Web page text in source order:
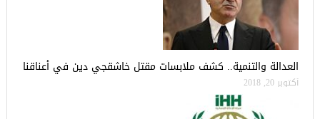
العدالة والتنمية.. كشف ملابسات مقتل خاشقجي دين في أعناقنا
أكتوبر 20, 2018